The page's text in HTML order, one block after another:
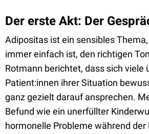
Der erste Akt: Der
Adipositas ist ein sensibles
immer einfach ist, den richtigen
Rotmann berichtet, dass sich viele
Patient:innen ihrer Situation
ganz gezielt darauf ansprechen.
Befund wie ein unerfüllter
hormonelle Probleme während der